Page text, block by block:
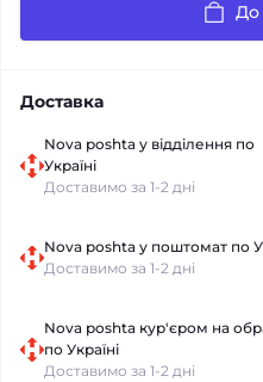
До
Доставка
Nova poshta у відділення по
Україні
Доставимо за 1-2 дні
Nova poshta у поштомат по
Доставимо за 1-2 дні
Nova poshta кур'єром на
по Україні
Доставимо за 1-2 дні